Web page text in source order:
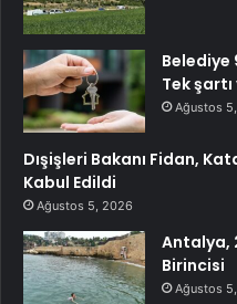
Belediye
Tek
Ağustos
Dışişleri Bakanı Fidan,
Kabul Edildi
Ağustos 5, 2026
Antalya,
Birincisi
Ağustos